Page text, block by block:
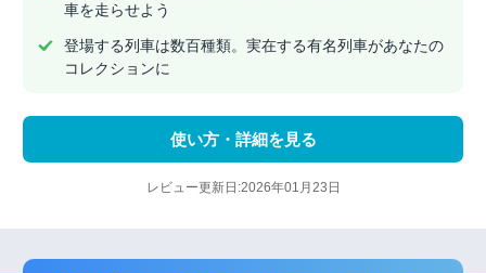
車を走らせよう
登場する列車は数百種類。実在する有名列車があなたの
コレクションに
使い方・詳細を見る
レビュー更新日:2026年01月23日